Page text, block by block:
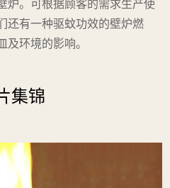
炉。可根据顾客的需求生产使
还有一种驱蚊功效的壁炉燃
及环境的影响。
集锦